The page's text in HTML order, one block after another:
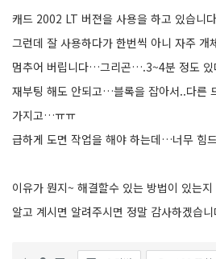
캐드 2002 LT 버젼을 사용을 하고 있습니
그런데 잘 사용하다가 한번씩 아니 자주 개
멈추어 버립니다…그리곤….3~4분 정도 있
재부팅 해도 안되고…블록을 잡아서..다른
가지고…ㅠㅠ
급하게 도면 작업을 해야 하는데…너무 힘
이유가 뭔지~ 해결할수 있는 방법이 있는
알고 계시면 알려주시면 정말 감사하겠습